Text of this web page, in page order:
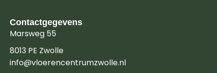
Contactgegevens
Marsweg 55
8013 PE Zwolle
info@vloerencentrumzwolle.nl